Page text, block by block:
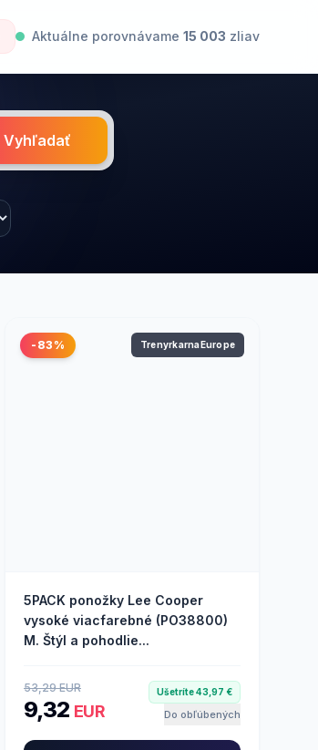
Aktuálne porovnávame 15 003 zliav
Vyhľadať
-83% TrenyrkarnaEurope
5PACK ponožky Lee Cooper
vysoké viacfarebné (PO38800)
M. Štýl a pohodlie...
53,29 EUR
9,32 EUR
Ušetríte 43,97 €
Do obľúbených